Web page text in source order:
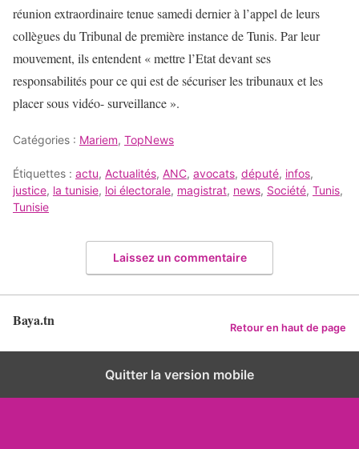
réunion extraordinaire tenue samedi dernier à l’appel de leurs
collègues du Tribunal de première instance de Tunis. Par leur
mouvement, ils entendent « mettre l’Etat devant ses
responsabilités pour ce qui est de sécuriser les tribunaux et les
placer sous vidéo- surveillance ».
Catégories : Mariem, TopNews
Étiquettes : actu, Actualités, ANC, avocats, député, infos,
justice, la tunisie, loi électorale, magistrat, news, Société, Tunis,
Tunisie
Laissez un commentaire
Baya.tn Retour en haut de page
Quitter la version mobile